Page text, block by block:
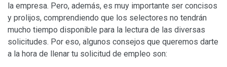
la empresa. Pero, además, es muy importante ser concisos
y prolijos, comprendiendo que los selectores no tendrán
mucho tiempo disponible para la lectura de las diversas
solicitudes. Por eso, algunos consejos que queremos darte
a la hora de llenar tu solicitud de empleo son: